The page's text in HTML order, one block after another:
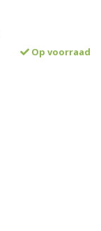
Op voorraad